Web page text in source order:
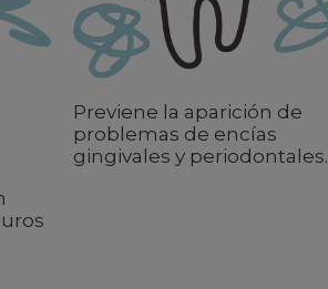
Previene la aparición de
problemas de encías
gingivales y periodontales.